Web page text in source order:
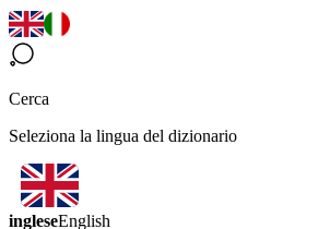
Cerca
Seleziona la lingua del dizionario
ingleseEnglish